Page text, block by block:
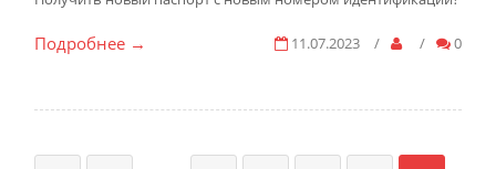
11.07.2023 / / 0
Подробнее →